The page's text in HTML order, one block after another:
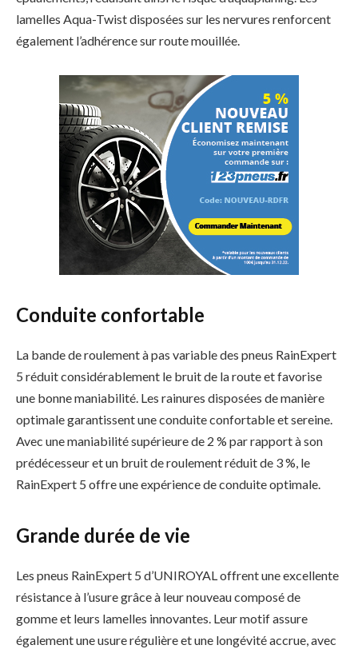
lamelles Aqua-Twist disposées sur les nervures renforcent
également l’adhérence sur route mouillée.
Conduite confortable
La bande de roulement à pas variable des pneus RainExpert
5 réduit considérablement le bruit de la route et favorise
une bonne maniabilité. Les rainures disposées de manière
optimale garantissent une conduite confortable et sereine.
Avec une maniabilité supérieure de 2 % par rapport à son
prédécesseur et un bruit de roulement réduit de 3 %, le
RainExpert 5 offre une expérience de conduite optimale.
Grande durée de vie
Les pneus RainExpert 5 d’UNIROYAL offrent une excellente
résistance à l’usure grâce à leur nouveau composé de
gomme et leurs lamelles innovantes. Leur motif assure
également une usure régulière et une longévité accrue, avec